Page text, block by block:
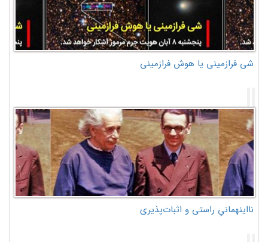
شی فرازمینی یا هوش فرازمینی
نااینهمانیِ راستی و اثبات‌پذیری